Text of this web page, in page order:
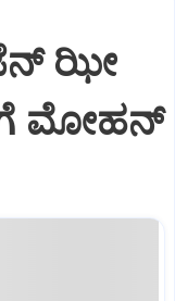
ಜೆನ್‌ ಝೀ
ಮೋಹನ್‌